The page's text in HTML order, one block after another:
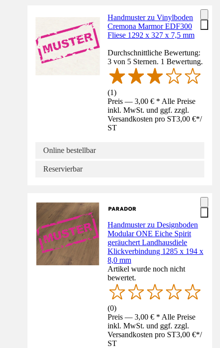
Handmuster zu Vinylboden
Cremona Marmor EDF300
Fliese 1292 x 327 x 7,5 mm
Durchschnittliche Bewertung:
3 von 5 Sternen. 1 Bewertung.
(1)
Preis — 3,00 € * Alle Preise
inkl. MwSt. und ggf. zzgl.
Versandkosten pro ST3,00 €*/
ST
Online bestellbar
Reservierbar
Handmuster zu Designboden
Modular ONE Eiche Spirit
geräuchert Landhausdiele
Klickverbindung 1285 x 194 x
8,0 mm
Artikel wurde noch nicht
bewertet.
(0)
Preis — 3,00 € * Alle Preise
inkl. MwSt. und ggf. zzgl.
Versandkosten pro ST3,00 €*/
ST